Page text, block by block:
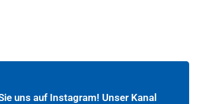
uns auf Instagram! Unser Kanal